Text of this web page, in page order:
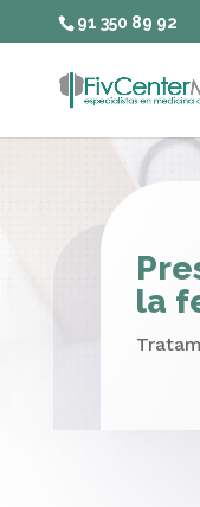
91 350 89 92
la